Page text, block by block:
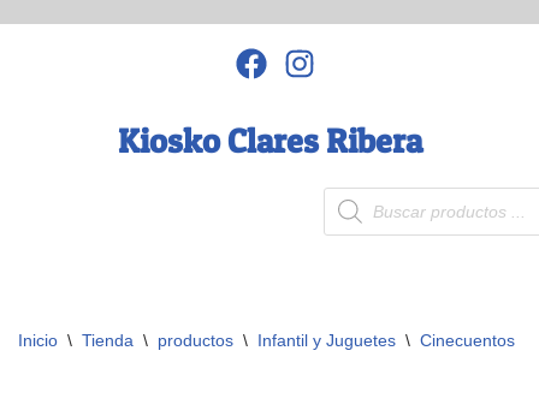
Kiosko Clares Ribera
Inicio \ Tienda \ productos \ Infantil y Juguetes \ Cinecuentos